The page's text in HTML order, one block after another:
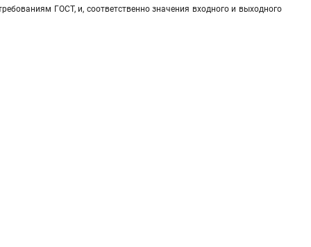
ГОСТ, и, соответственно значения входного и выходного